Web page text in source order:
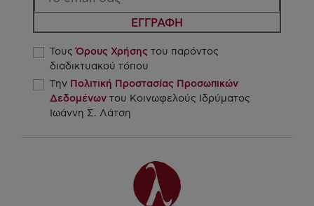
ΕΓΓΡΑΦΗ
ΤουςΌρους Χρήσης του παρόντος
διαδικτυακού τόπου
Την Πολιτική Προστασίας Προσωπικών
Δεδομένων του Κοινωφελούς Ιδρύματος
Ιωάννη Σ. Λάτση